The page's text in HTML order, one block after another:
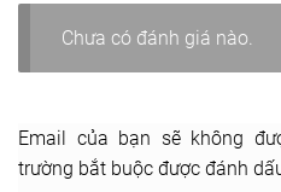
Chưa có đánh giá nào.
Email của bạn sẽ không
trường bắt buộc được đánh